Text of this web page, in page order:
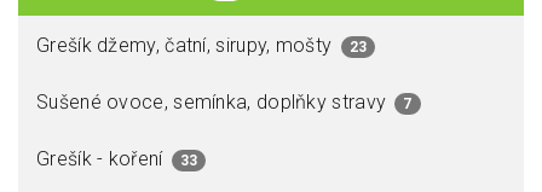
Grešík džemy, čatní, sirupy, mošty 23
Sušené ovoce, semínka, doplňky stravy 7
Grešík - koření 33